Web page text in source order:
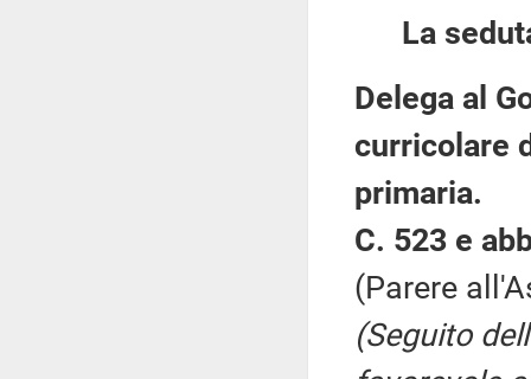
La
Delega al
curricolare
primaria.
C. 523 e
(Parere
(Seguito